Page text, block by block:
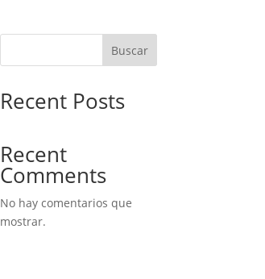
Buscar
Recent Posts
Recent
Comments
No hay comentarios que
mostrar.